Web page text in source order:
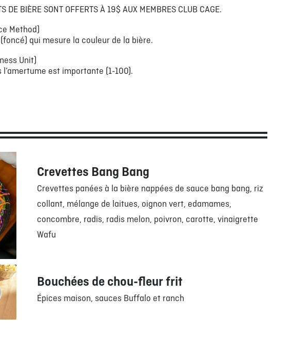
DE BIÈRE SONT OFFERTS À 19$ AUX MEMBRES CLUB CAGE.
Method)
qui mesure la couleur de la bière.
Unit)
l’amertume est importante (1-100).
Crevettes Bang Bang
Crevettes panées à la bière nappées de sauce bang bang, riz
collant, mélange de laitues, oignon vert, edamames,
concombre, radis, radis melon, poivron, carotte, vinaigrette
Wafu
Bouchées de chou-fleur frit
Épices maison, sauces Buffalo et ranch